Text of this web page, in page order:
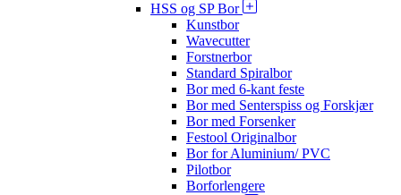
HSS og SP Bor
Kunstbor
Wavecutter
Forstnerbor
Standard Spiralbor
Bor med 6-kant feste
Bor med Senterspiss og Forskjær
Bor med Forsenker
Festool Originalbor
Bor for Aluminium/ PVC
Pilotbor
Borforlengere